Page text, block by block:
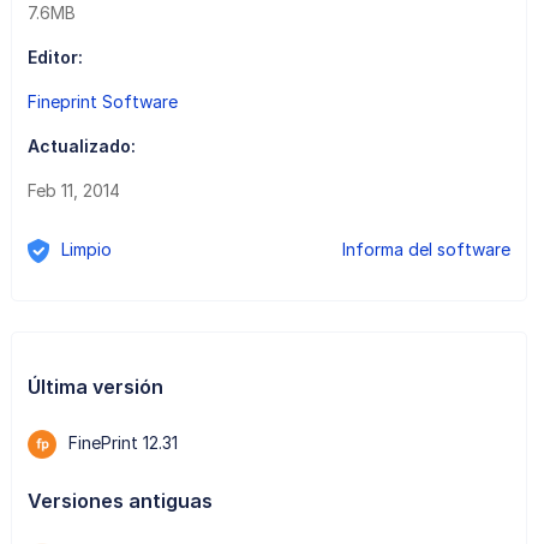
7.6MB
Editor:
Fineprint Software
Actualizado:
Feb 11, 2014
Limpio Informa del software
Última versión
FinePrint 12.31
Versiones antiguas